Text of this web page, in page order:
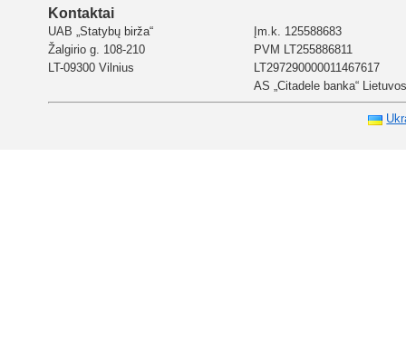
Kontaktai
UAB „Statybų birža“
Žalgirio g. 108-210
LT-09300 Vilnius
Įm.k. 125588683
PVM LT255886811
LT297290000011467617
AS „Citadele banka“